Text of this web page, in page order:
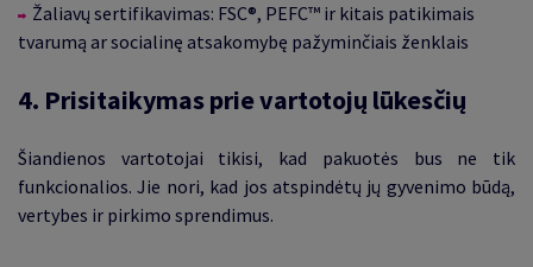
Žaliavų sertifikavimas: FSC®, PEFC™ ir kitais patikimais
tvarumą ar socialinę atsakomybę pažyminčiais ženklais
4. Prisitaikymas prie vartotojų lūkesčių
Šiandienos vartotojai tikisi, kad pakuotės bus ne tik
funkcionalios. Jie nori, kad jos atspindėtų jų gyvenimo būdą,
vertybes ir pirkimo sprendimus.